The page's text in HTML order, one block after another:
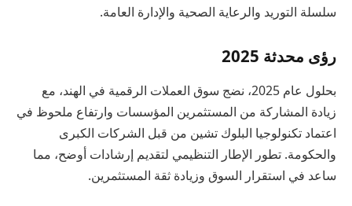
سلسلة التوريد والرعاية الصحية والإدارة العامة.
رؤى محدثة 2025
بحلول عام 2025، نضج سوق العملات الرقمية في الهند، مع
زيادة المشاركة من المستثمرين المؤسسات وارتفاع ملحوظ في
اعتماد تكنولوجيا البلوك تشين من قبل الشركات الكبرى
والحكومة. تطور الإطار التنظيمي لتقديم إرشادات أوضح، مما
ساعد في استقرار السوق وزيادة ثقة المستثمرين.